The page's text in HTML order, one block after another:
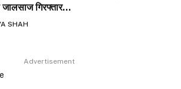
जालसाज गिरफ्तार…
SHAH
Advertisement